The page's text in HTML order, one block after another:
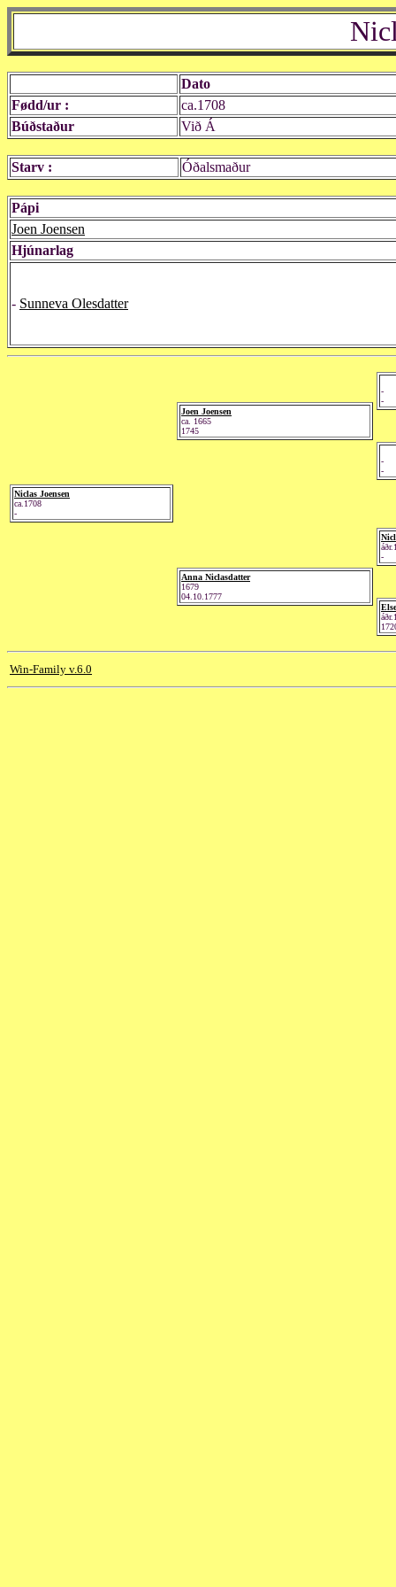
Dato
Fødd/ur :
ca.1708
Búðstaður
Við Á
Starv : Óðalsmaður
Pápi
Joen Joensen
Hjúnarlag
- Sunneva Olesdatter
Niclas Joensen
ca.1708
-
Joen Joensen
ca. 1665
1745
Anna Niclasdatter
1679
04.10.1777
-
-
-
-
-
Win-Family v.6.0